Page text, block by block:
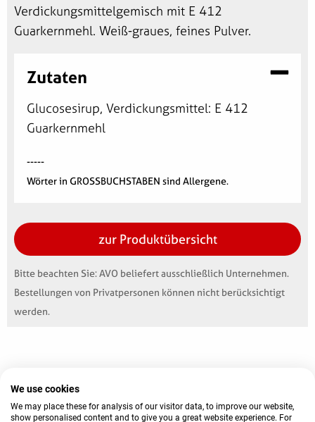
Verdickungsmittelgemisch mit E 412
Guarkernmehl. Weiß-graues, feines Pulver.
Zutaten
Glucosesirup, Verdickungsmittel: E 412
Guarkernmehl
-----
Wörter in GROSSBUCHSTABEN sind Allergene.
zur Produktübersicht
Bitte beachten Sie: AVO beliefert ausschließlich Unternehmen.
Bestellungen von Privatpersonen können nicht berücksichtigt
werden.
© 2026 AVO-Werke August Beisse GmbH
AGB Kontakt Impressum Datenschutz
We use cookies
We may place these for analysis of our visitor data, to improve our website,
show personalised content and to give you a great website experience. For